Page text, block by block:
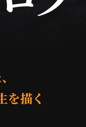
を描く